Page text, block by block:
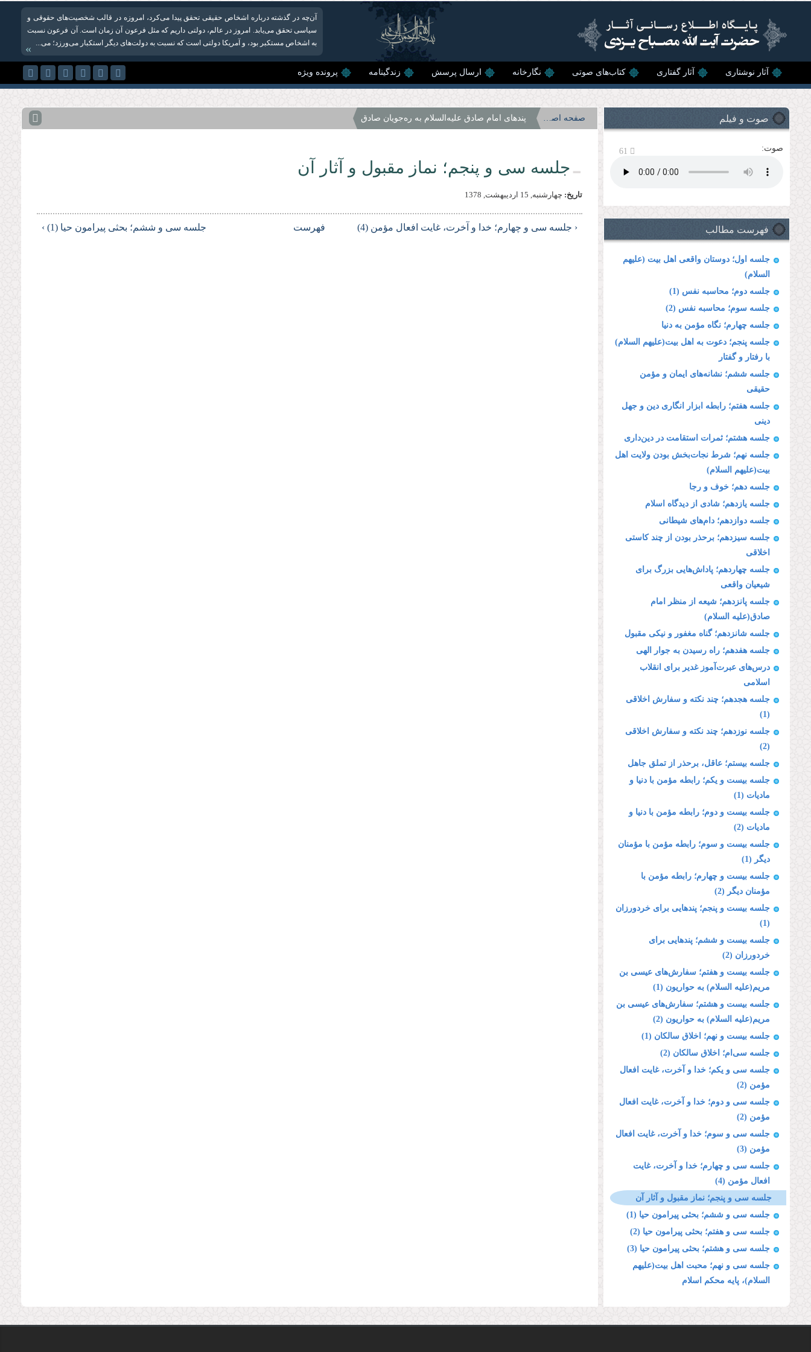
آن‌چه در گذشته درباره اشخاص حقیقی تحقق پیدا می‌کرد، امروزه در قالب شخصیت‌های حقوقی و
سیاسی تحقق می‌یابد. امروز در عالم، دولتی داریم که مثل فرعون آن زمان است. آن فرعون نسبت
به اشخاص مستکبر بود، و آمریکا دولتی است که نسبت به دولت‌های دیگر استکبار می‌ورزد؛ می‌...
»
آثار نوشتاری آثار گفتاری کتاب‌های صوتی نگارخانه ارسال پرسش زندگینامه پرونده ویژه
صوت و فیلم
صوت:
فهرست مطالب
جلسه اول؛ دوستان واقعى اهل بیت (علیهم
السلام)
جلسه دوم؛ محاسبه نفس (1)
جلسه سوم؛ محاسبه نفس (2)
جلسه چهارم؛ نگاه مؤمن به دنیا
جلسه پنجم؛ دعوت به اهل بیت(علیهم السلام)
با رفتار و گفتار
جلسه ششم؛ نشانه‌هاى ایمان و مؤمن
حقیقى
جلسه هفتم؛ رابطه ابزار انگارى دین و جهل
دینى
جلسه هشتم؛ ثمرات استقامت در دین‌دارى
جلسه نهم؛ شرط نجات‌بخش بودن ولایت اهل
بیت(علیهم السلام)
جلسه دهم؛ خوف و رجا
جلسه یازدهم؛ شادى از دیدگاه اسلام
جلسه دوازدهم؛ دام‌هاى شیطانى
جلسه سیزدهم؛ برحذر بودن از چند كاستى
اخلاقى
جلسه چهاردهم؛ پاداش‌هایى بزرگ براى
شیعیان واقعى
جلسه پانزدهم؛ شیعه از منظر امام
صادق(علیه السلام)
جلسه شانزدهم؛ گناه مغفور و نیكى مقبول
جلسه هفدهم؛ راه رسیدن به جوار الهى
درس‌های عبرت‌آموز غدیر برای انقلاب
اسلامی
جلسه هجدهم؛ چند نكته و سفارش اخلاقى
(1)
جلسه نوزدهم؛ چند نكته و سفارش اخلاقى
(2)
جلسه بیستم؛ عاقل، برحذر از تملق جاهل
جلسه بیست و یکم؛ رابطه مؤمن با دنیا و
مادیات (1)
جلسه بیست و دوم؛ رابطه مؤمن با دنیا و
مادیات (2)
جلسه بیست و سوم؛ رابطه مؤمن با مؤمنان
دیگر (1)
جلسه بیست و چهارم؛ رابطه مؤمن با
مؤمنان دیگر (2)
جلسه بیست و پنجم؛ پندهایى براى خردورزان
(1)
جلسه بیست و ششم؛ پندهایى براى
خردورزان (2)
جلسه بیست و هفتم؛ سفارش‌هاى عیسى بن
مریم(علیه السلام) به حواریون (1)
جلسه بیست و هشتم؛ سفارش‌هاى عیسى بن
مریم(علیه السلام) به حواریون (2)
جلسه بیست و نهم؛ اخلاق سالكان (1)
جلسه سی‌ام؛ اخلاق سالكان (2)
جلسه سی و یکم؛ خدا و آخرت، غایت افعال
مؤمن (2)
جلسه سی و دوم؛ خدا و آخرت، غایت افعال
مؤمن (2)
جلسه سی و سوم؛ خدا و آخرت، غایت افعال
مؤمن (3)
جلسه سی و چهارم؛ خدا و آخرت، غایت
افعال مؤمن (4)
جلسه سی و پنجم؛ نماز مقبول و آثار آن
جلسه سی و ششم؛ بحثى پیرامون حیا (1)
جلسه سی و هفتم؛ بحثى پیرامون حیا (2)
جلسه سی و هشتم؛ بحثى پیرامون حیا (3)
جلسه سی و نهم؛ محبت اهل بیت(علیهم
السلام)، پایه محكم اسلام
صفحه اصلی پندهای امام صادق علیه‌السلام به ره‌جویان صادق
جلسه سی و پنجم؛ نماز مقبول و آثار آن
تاریخ: چهارشنبه, 15 ارديبهشت, 1378
‹ جلسه سی و چهارم؛ خدا و آخرت، غایت افعال مؤمن (4) فهرست جلسه سی و ششم؛ بحثى پیرامون حیا (1) ›